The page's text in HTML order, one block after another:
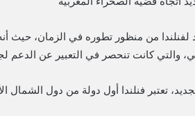
من منظور تطوره في الزمان، حيث
والتي كانت تنحصر في التعبير عن الدعم
تعتبر فنلندا أول دولة من دول